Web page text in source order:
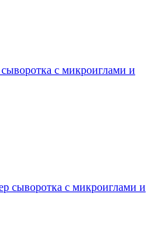
с микроиглами и
сыворотка с микроиглами и